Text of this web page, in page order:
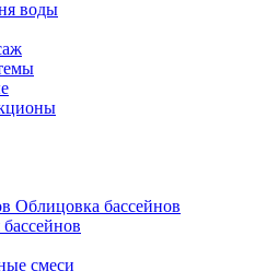
воды
Облицовка бассейнов
смеси